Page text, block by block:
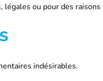
ou pour des raisons
indésirables.